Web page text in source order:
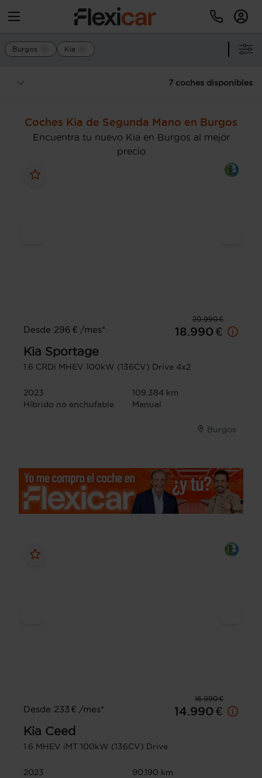
Burgos Kia
7 coches disponibles
Coches Kia de Segunda Mano en Burgos
Encuentra tu nuevo Kia en Burgos al mejor
precio
20.990 €
Desde 296 € /mes*
18.990 €
Kia Sportage
1.6 CRDi MHEV 100kW (136CV) Drive 4x2
2023
109.384 km
Híbrido no enchufable
Manual
Burgos
16.990 €
Desde 233 € /mes*
14.990 €
Kia Ceed
1.6 MHEV iMT 100kW (136CV) Drive
2023
90.190 km